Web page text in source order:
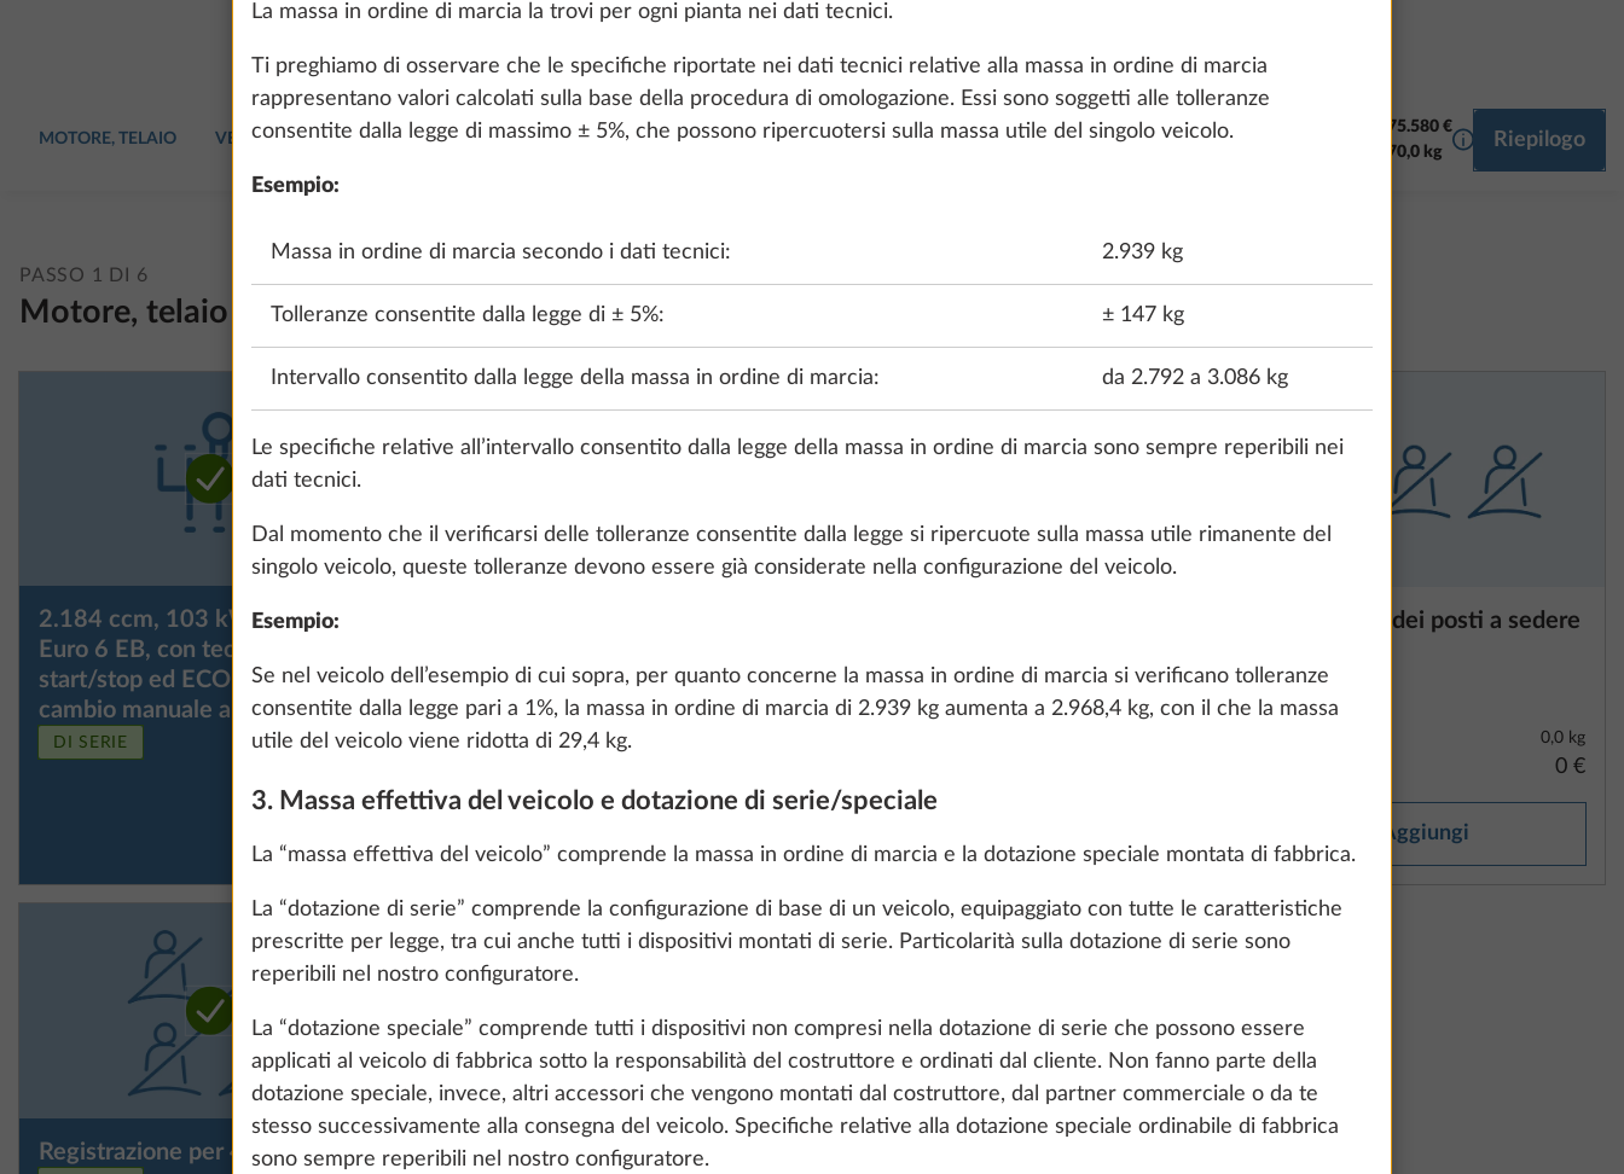
75.580 €
70,0 kg
MaggioriRiepilogo
MOTORE, TELAIO VEICOLO DOTAZIONI ZONA GIORNO ACQUA, GAS, ELETTRICITÀ RISCALDAMENTO, CLIMATIZZATORE MULTIMEDIA
PASSO 1 DI 6
Motore, telaio
2.184 ccm, 103 kW / 140 CV,
Euro 6 EB, con tecnologia
start/stop ed ECO-Pack con
cambio manuale a 6 rapporti
DI SERIE
start/stop ed ECO-Pack con
cambio automatico a 8 rapporti
Riduzione a 3 dei posti a sedere
0,0 kg
0 €
Aggiungi
Registrazione per 4 persone
La massa in ordine di marcia la trovi per ogni pianta nei dati tecnici.
Ti preghiamo di osservare che le specifiche riportate nei dati tecnici relative alla massa in ordine di marcia
rappresentano valori calcolati sulla base della procedura di omologazione. Essi sono soggetti alle tolleranze
consentite dalla legge di massimo ± 5%, che possono ripercuotersi sulla massa utile del singolo veicolo.
Esempio:
Massa in ordine di marcia secondo i dati tecnici: 2.939 kg
Tolleranze consentite dalla legge di ± 5%: ± 147 kg
Intervallo consentito dalla legge della massa in ordine di marcia: da 2.792 a 3.086 kg
Le specifiche relative all’intervallo consentito dalla legge della massa in ordine di marcia sono sempre reperibili nei
dati tecnici.
Dal momento che il verificarsi delle tolleranze consentite dalla legge si ripercuote sulla massa utile rimanente del
singolo veicolo, queste tolleranze devono essere già considerate nella configurazione del veicolo.
Esempio:
Se nel veicolo dell’esempio di cui sopra, per quanto concerne la massa in ordine di marcia si verificano tolleranze
consentite dalla legge pari a 1%, la massa in ordine di marcia di 2.939 kg aumenta a 2.968,4 kg, con il che la massa
utile del veicolo viene ridotta di 29,4 kg.
3. Massa effettiva del veicolo e dotazione di serie/speciale
La “massa effettiva del veicolo” comprende la massa in ordine di marcia e la dotazione speciale montata di fabbrica.
La “dotazione di serie” comprende la configurazione di base di un veicolo, equipaggiato con tutte le caratteristiche
prescritte per legge, tra cui anche tutti i dispositivi montati di serie. Particolarità sulla dotazione di serie sono
reperibili nel nostro configuratore.
La “dotazione speciale” comprende tutti i dispositivi non compresi nella dotazione di serie che possono essere
applicati al veicolo di fabbrica sotto la responsabilità del costruttore e ordinati dal cliente. Non fanno parte della
dotazione speciale, invece, altri accessori che vengono montati dal costruttore, dal partner commerciale o da te
stesso successivamente alla consegna del veicolo. Specifiche relative alla dotazione speciale ordinabile di fabbrica
sono sempre reperibili nel nostro configuratore.